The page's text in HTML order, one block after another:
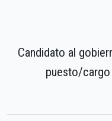
Candidato al
puesto/cargo